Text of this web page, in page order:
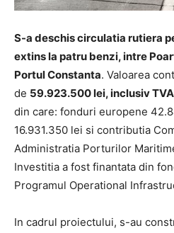
S-a deschis circulatia rutiera
extins la patru benzi, intre
Portul Constanta. Valoarea
de 59.923.500 lei, inclusiv
din care: fonduri europene
16.931.350 lei si contributia
Administratia Porturilor
Investitia a fost finantata din
Programul Operational
In cadrul proiectului, s-au